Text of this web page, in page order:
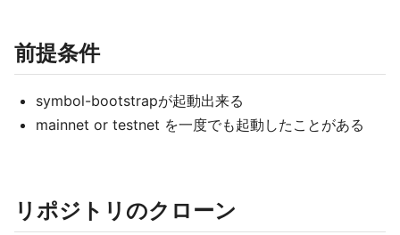
前提条件
symbol-bootstrapが起動出来る
mainnet or testnet を一度でも起動したことがある
リポジトリのクローン